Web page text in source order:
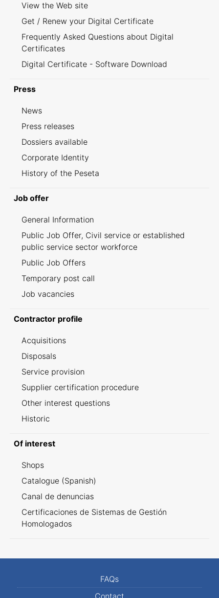
View the Web site
Get / Renew your Digital Certificate
Frequently Asked Questions about Digital
Certificates
Digital Certificate - Software Download
Press
News
Press releases
Dossiers available
Corporate Identity
History of the Peseta
Job offer
General Information
Public Job Offer, Civil service or established
public service sector workforce
Public Job Offers
Temporary post call
Job vacancies
Contractor profile
Acquisitions
Disposals
Service provision
Supplier certification procedure
Other interest questions
Historic
Of interest
Shops
Catalogue (Spanish)
Canal de denuncias
Certificaciones de Sistemas de Gestión
Homologados
FAQs
Contact